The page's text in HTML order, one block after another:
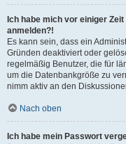
Ich habe mich vor einiger
anmelden?!
Es kann sein, dass ein
Gründen deaktiviert oder
regelmäßig Benutzer, die für
um die Datenbankgröße zu
nimm aktiv an den
Nach oben
Ich habe mein Passwort